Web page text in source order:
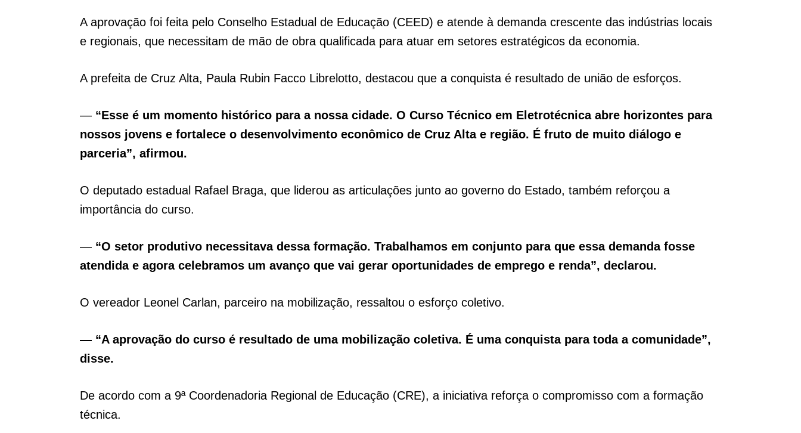
A aprovação foi feita pelo Conselho Estadual de Educação (CEED) e atende à demanda crescente das indústrias locais
e regionais, que necessitam de mão de obra qualificada para atuar em setores estratégicos da economia.
A prefeita de Cruz Alta, Paula Rubin Facco Librelotto, destacou que a conquista é resultado de união de esforços.
— “Esse é um momento histórico para a nossa cidade. O Curso Técnico em Eletrotécnica abre horizontes para
nossos jovens e fortalece o desenvolvimento econômico de Cruz Alta e região. É fruto de muito diálogo e
parceria”, afirmou.
O deputado estadual Rafael Braga, que liderou as articulações junto ao governo do Estado, também reforçou a
importância do curso.
— “O setor produtivo necessitava dessa formação. Trabalhamos em conjunto para que essa demanda fosse
atendida e agora celebramos um avanço que vai gerar oportunidades de emprego e renda”, declarou.
O vereador Leonel Carlan, parceiro na mobilização, ressaltou o esforço coletivo.
— “A aprovação do curso é resultado de uma mobilização coletiva. É uma conquista para toda a comunidade”,
disse.
De acordo com a 9ª Coordenadoria Regional de Educação (CRE), a iniciativa reforça o compromisso com a formação
técnica.